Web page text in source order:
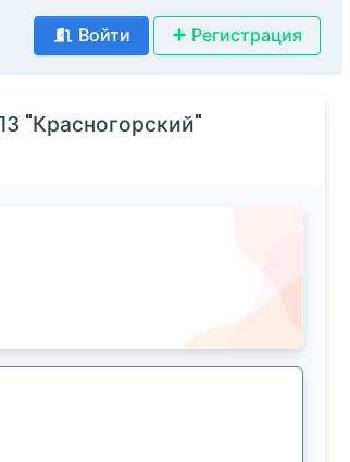
Войти Регистрация
"Красногорский"